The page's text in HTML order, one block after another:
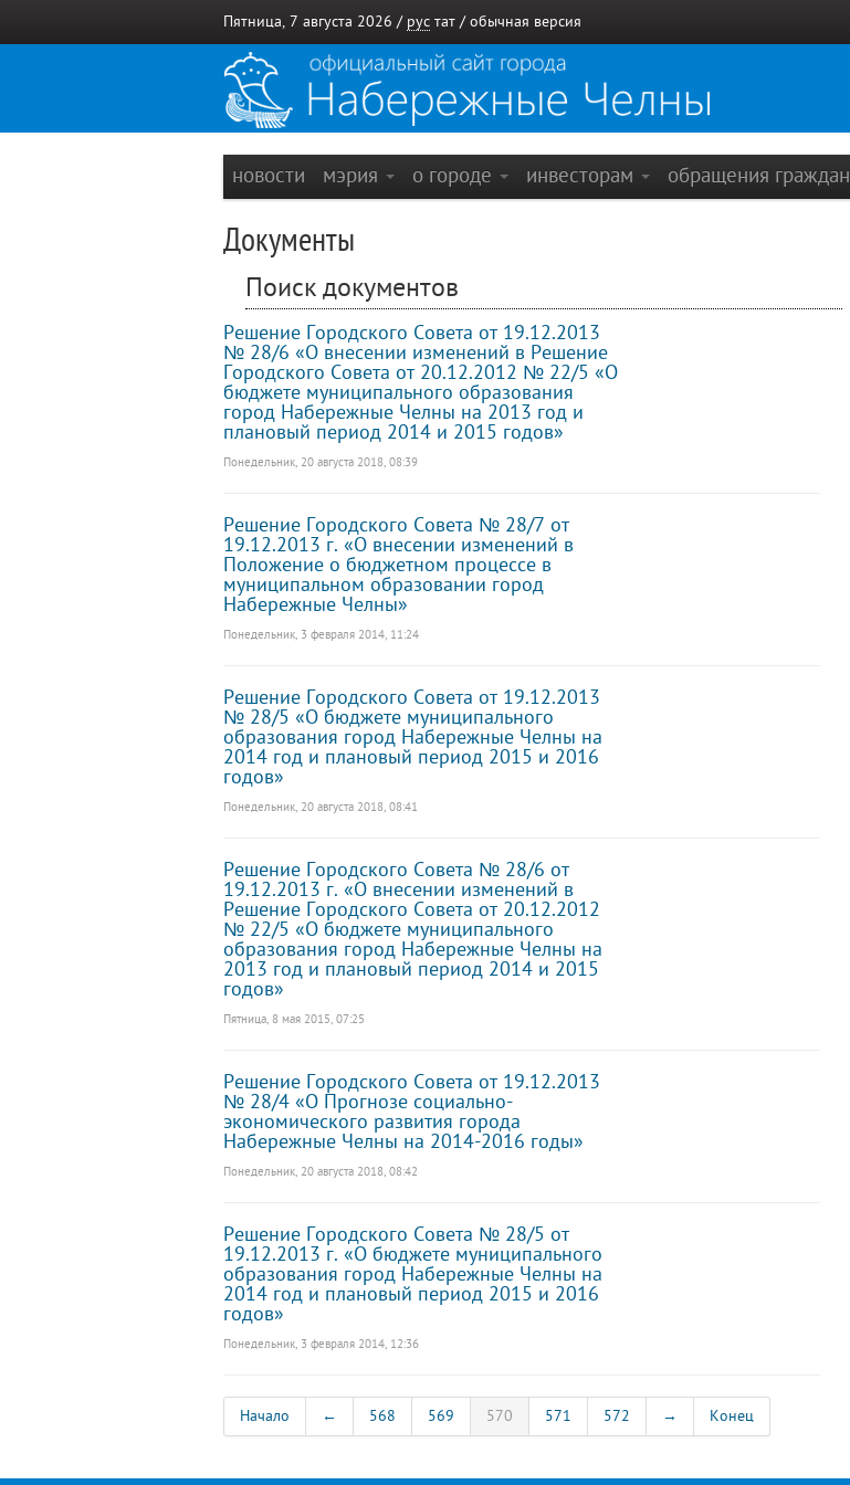
Пятница, 7 августа 2026 / рус тат / обычная версия
новости мэрия о городе инвесторам обращения граждан
Документы
Поиск документов
Решение Городского Совета от 19.12.2013
№ 28/6 «О внесении изменений в Решение
Городского Совета от 20.12.2012 № 22/5 «О
бюджете муниципального образования
город Набережные Челны на 2013 год и
плановый период 2014 и 2015 годов»
Понедельник, 20 августа 2018, 08:39
Решение Городского Совета № 28/7 от
19.12.2013 г. «О внесении изменений в
Положение о бюджетном процессе в
муниципальном образовании город
Набережные Челны»
Понедельник, 3 февраля 2014, 11:24
Решение Городского Совета от 19.12.2013
№ 28/5 «О бюджете муниципального
образования город Набережные Челны на
2014 год и плановый период 2015 и 2016
годов»
Понедельник, 20 августа 2018, 08:41
Решение Городского Совета № 28/6 от
19.12.2013 г. «О внесении изменений в
Решение Городского Совета от 20.12.2012
№ 22/5 «О бюджете муниципального
образования город Набережные Челны на
2013 год и плановый период 2014 и 2015
годов»
Пятница, 8 мая 2015, 07:25
Решение Городского Совета от 19.12.2013
№ 28/4 «О Прогнозе социально-
экономического развития города
Набережные Челны на 2014-2016 годы»
Понедельник, 20 августа 2018, 08:42
Решение Городского Совета № 28/5 от
19.12.2013 г. «О бюджете муниципального
образования город Набережные Челны на
2014 год и плановый период 2015 и 2016
годов»
Понедельник, 3 февраля 2014, 12:36
Начало ← 568 569 570 571 572 → Конец